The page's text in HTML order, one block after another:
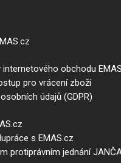
obchodu
pro vrácení zboží
údajů (GDPR)
s EMAS.cz
protiprávním jednání